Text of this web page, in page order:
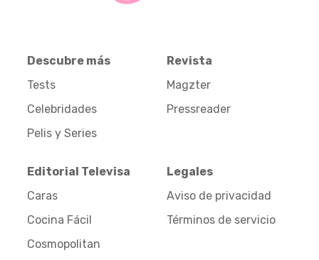
Descubre más
Tests
Celebridades
Pelis y Series
Revista
Magzter
Pressreader
Editorial Televisa
Caras
Cocina Fácil
Cosmopolitan
Legales
Aviso de privacidad
Términos de servicio